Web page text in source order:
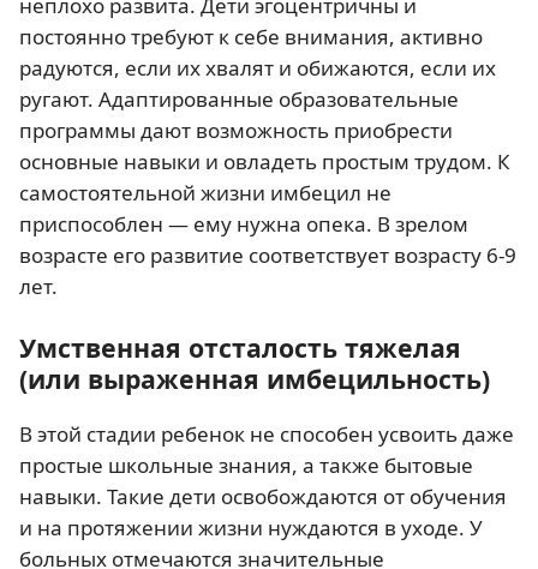
постоянно требуют к себе внимания, активно
радуются, если их хвалят и обижаются, если их
ругают. Адаптированные образовательные
программы дают возможность приобрести
основные навыки и овладеть простым трудом. К
самостоятельной жизни имбецил не
приспособлен — ему нужна опека. В зрелом
возрасте его развитие соответствует возрасту 6-9
лет.
Умственная отсталость тяжелая
(или выраженная имбецильность)
В этой стадии ребенок не способен усвоить даже
простые школьные знания, а также бытовые
навыки. Такие дети освобождаются от обучения
и на протяжении жизни нуждаются в уходе. У
больных отмечаются значительные